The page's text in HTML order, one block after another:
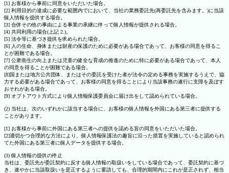
[1] お客様から事前に同意をいただいた場合。
[2] 利用目的の達成に必要な範囲内でにおいて、当社の業務委託先(再委託先を含みます。)に当該
個人情報を提供する場合。
[3] 合併その他の事由による事業の承継に伴って個人情報が提供される場合。
[4] 共同利用の場合(上記 2.)。
[5] 法令等に基づき提供を求められた場合。
[6] 人の生命、身体または財産の保護のために必要がある場合であって、お客様の同意を得るこ
とが困難である場合。
[7] 公衆衛生の向上または児童の健全な育成の推進のために特に必要がある場合であって、本人
の同意を得ることが困難である場合。
[8]国または地方公共団体、またはその委託を受けた者が法令の定める事務を実施するうえで、協
力する必要がある場合であって、お客様の同意を得ることにより当該事務の遂行に支障を及ぼす
おそれがある場合。
[9] オプトアウト方式により個人情報保護委員会に届け出をして認められている場合。
(2) 当社は、次のいずれかに該当する場合に、お客様の個人情報を外国にある第三者に提供する
ことがあります。
[1] お客様から事前に外国にある第三者への提供を認める旨の同意をいただいた場合。
[2]適切かつ合理的な方法により、個人情報保護法の趣旨に沿った措置を実施していると認められ
てた外国にある第三者に個人データを提供する場合。
(3) 個人情報の提供の停止
当社は、委託先が委託契約に反する個人情報の取扱いをしている場合であって、委託契約に基づ
き、速やかに当該取扱いを是正するように要請しても、合理的期間内にこれが是正されず、相当